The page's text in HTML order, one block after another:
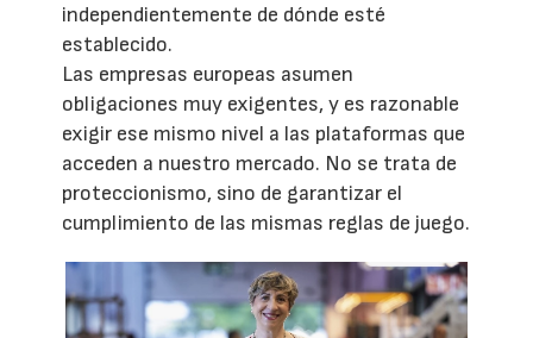
independientemente de dónde esté
establecido.
Las empresas europeas asumen
obligaciones muy exigentes, y es razonable
exigir ese mismo nivel a las plataformas que
acceden a nuestro mercado. No se trata de
proteccionismo, sino de garantizar el
cumplimiento de las mismas reglas de juego.